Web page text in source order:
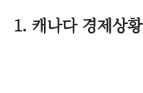
1. 캐나다 경제상황